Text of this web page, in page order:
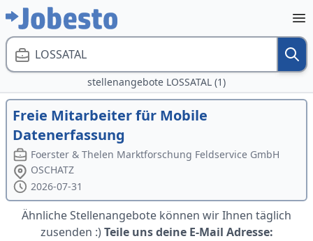
LOSSATAL
stellenangebote LOSSATAL (1)
Freie Mitarbeiter für Mobile
Datenerfassung
Foerster & Thelen Marktforschung Feldservice GmbH
OSCHATZ
2026-07-31
Ähnliche Stellenangebote können wir Ihnen täglich
zusenden :) Teile uns deine E-Mail Adresse: